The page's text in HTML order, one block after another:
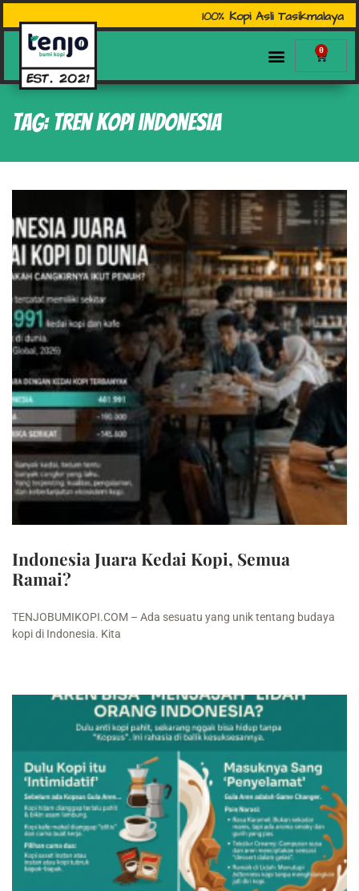
100% Kopi Asli Tasikmalaya
0
Tag: tren kopi indonesia
Indonesia Juara Kedai Kopi, Semua
Ramai?
TENJOBUMIKOPI.COM – Ada sesuatu yang unik tentang budaya
kopi di Indonesia. Kita